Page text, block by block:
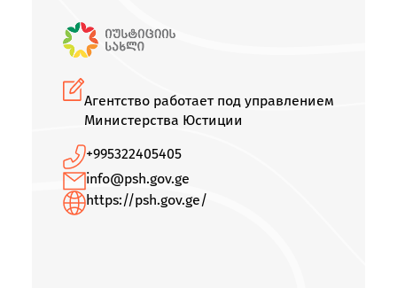
Агентство работает под управлением
Министерства Юстиции
+995322405405
info@psh.gov.ge
https://psh.gov.ge/